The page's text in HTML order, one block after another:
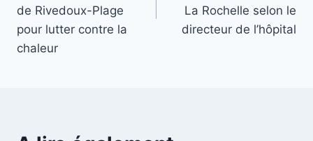
de Rivedoux-Plage
pour lutter contre la
chaleur
La Rochelle selon le
directeur de l’hôpital